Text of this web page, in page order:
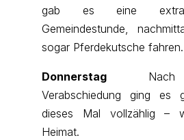
gab es eine extra
Gemeindestunde,
sogar Pferdekutsche fahren.
DonnerstagNach
Verabschiedung ging es
dieses Mal vollzählig –
Heimat.